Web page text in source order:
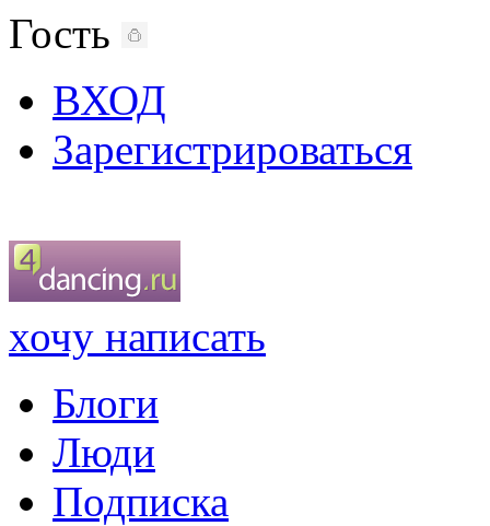
Гость
ВХОД
Зарегистрироваться
хочу написать
Блоги
Люди
Подписка